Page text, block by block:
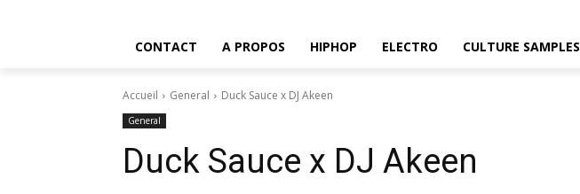
CONTACT A PROPOS HIPHOP ELECTRO CULTURE SAMPLES
Accueil General Duck Sauce x DJ Akeen
General
Duck Sauce x DJ Akeen